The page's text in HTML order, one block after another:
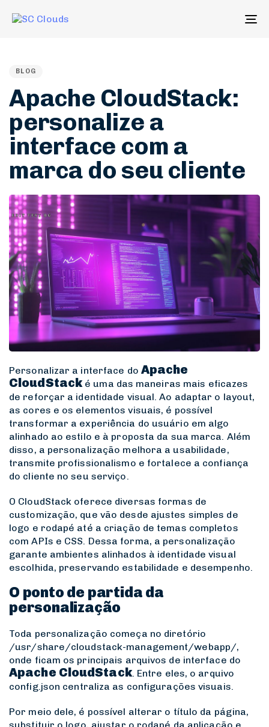
BLOG
Apache CloudStack:
personalize a
interface com a
marca do seu cliente
Personalizar a interface do Apache
CloudStacké uma das maneiras mais eficazes
de reforçar a identidade visual. Ao adaptar o layout,
as cores e os elementos visuais, é possível
transformar a experiência do usuário em algo
alinhado ao estilo e à proposta da sua marca. Além
disso, a personalização melhora a usabilidade,
transmite profissionalismo e fortalece a confiança
do cliente no seu serviço.
O CloudStack oferece diversas formas de
customização, que vão desde ajustes simples de
logo e rodapé até a criação de temas completos
com APIs e CSS. Dessa forma, a personalização
garante ambientes alinhados à identidade visual
escolhida, preservando estabilidade e desempenho.
O ponto de partida da
personalização
Toda personalização começa no diretório
/usr/share/cloudstack-management/webapp/,
onde ficam os principais arquivos de interface do
Apache CloudStack. Entre eles, o arquivo
config.json centraliza as configurações visuais.
Por meio dele, é possível alterar o título da página,